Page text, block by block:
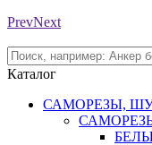
PrevNext
Каталог
САМОРЕЗЫ,